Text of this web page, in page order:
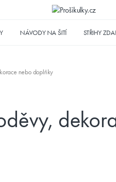
NÁVODY NA ŠITÍ STŘIHY
nebo doplňky